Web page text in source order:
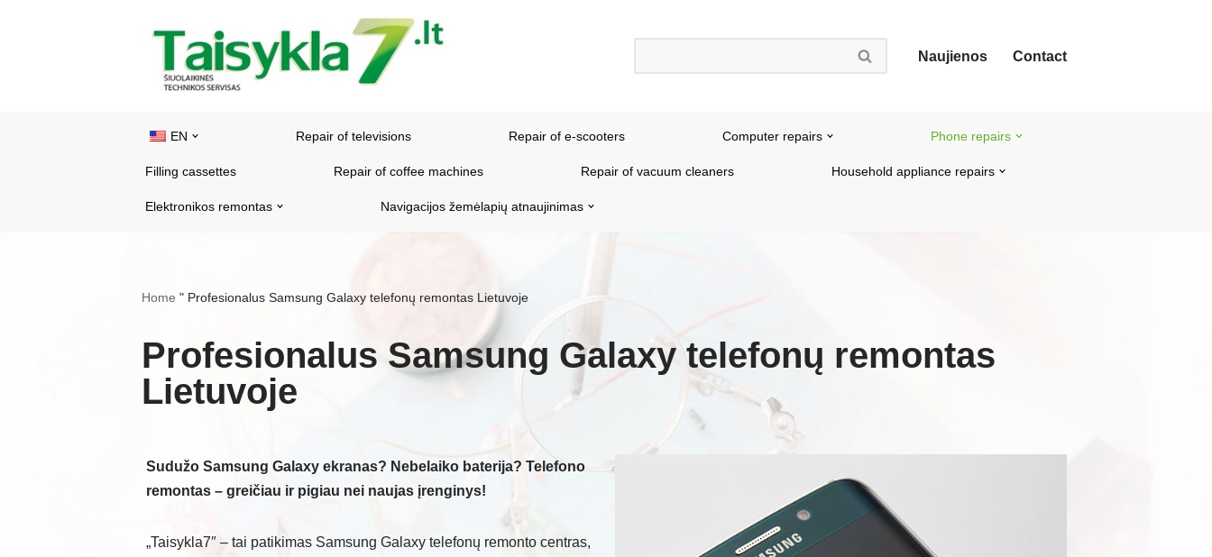
Naujienos Contact
EN Repair of televisions Repair of e-scooters Computer repairs Phone repairs
Filling cassettes Repair of coffee machines Repair of vacuum cleaners Household appliance repairs
Elektronikos remontas Navigacijos žemėlapių atnaujinimas
Home " Profesionalus Samsung Galaxy telefonų remontas Lietuvoje
Profesionalus Samsung Galaxy telefonų remontas
Lietuvoje
Sudužo Samsung Galaxy ekranas? Nebelaiko baterija? Telefono
remontas – greičiau ir pigiau nei naujas įrenginys!
„Taisykla7″ – tai patikimas Samsung Galaxy telefonų remonto centras,